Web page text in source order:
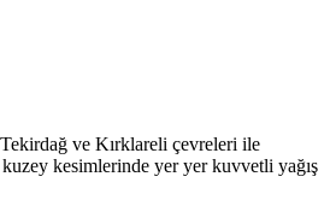
ve Kırklareli çevreleri ile
kesimlerinde yer yer kuvvetli yağış